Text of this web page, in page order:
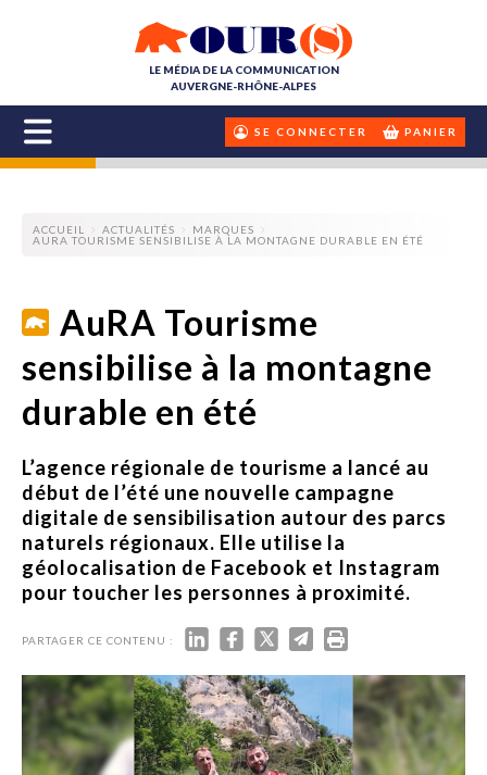
LE MÉDIA DE LA COMMUNICATION
AUVERGNE-RHÔNE-ALPES
SE CONNECTER PANIER
ACCUEIL ACTUALITÉS
MARQUES
AURA TOURISME SENSIBILISE À LA MONTAGNE DURABLE EN ÉTÉ
AuRA Tourisme
sensibilise à la montagne
durable en été
L’agence régionale de tourisme a lancé au
début de l’été une nouvelle campagne
digitale de sensibilisation autour des parcs
naturels régionaux. Elle utilise la
géolocalisation de Facebook et Instagram
pour toucher les personnes à proximité.
PARTAGER CE CONTENU :